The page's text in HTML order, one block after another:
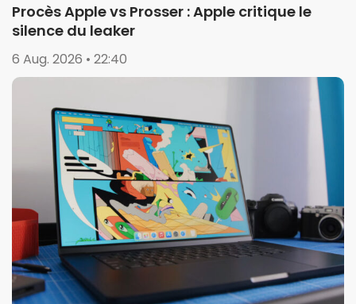
Procès Apple vs Prosser : Apple critique le
silence du leaker
6 Aug. 2026 • 22:40